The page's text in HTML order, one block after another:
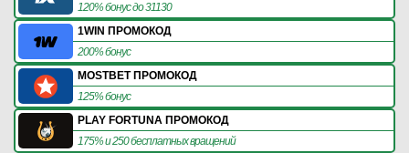
120% бонус до 31130
1WIN ПРОМОКОД
200% бонус
MOSTBET ПРОМОКОД
125% бонус
PLAY FORTUNA ПРОМОКОД
175% и 250 бесплатных вращений